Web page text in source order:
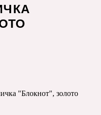
"Блокнот", золото